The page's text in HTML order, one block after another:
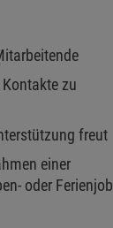
zu
freut
einer
oder Ferienjob